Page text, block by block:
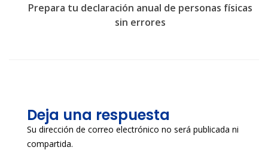
Prepara tu declaración anual de personas físicas
sin errores
Deja una respuesta
Su dirección de correo electrónico no será publicada ni
compartida.